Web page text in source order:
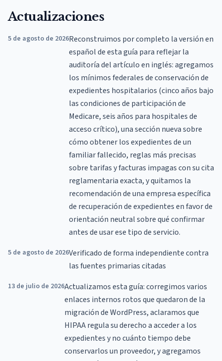
Actualizaciones
5 de agosto de 2026Reconstruimos por completo la versión en
español de esta guía para reflejar la
auditoría del artículo en inglés: agregamos
los mínimos federales de conservación de
expedientes hospitalarios (cinco años bajo
las condiciones de participación de
Medicare, seis años para hospitales de
acceso crítico), una sección nueva sobre
cómo obtener los expedientes de un
familiar fallecido, reglas más precisas
sobre tarifas y facturas impagas con su cita
reglamentaria exacta, y quitamos la
recomendación de una empresa específica
de recuperación de expedientes en favor de
orientación neutral sobre qué confirmar
antes de usar ese tipo de servicio.
5 de agosto de 2026Verificado de forma independiente contra
las fuentes primarias citadas
13 de julio de 2026Actualizamos esta guía: corregimos varios
enlaces internos rotos que quedaron de la
migración de WordPress, aclaramos que
HIPAA regula su derecho a acceder a los
expedientes y no cuánto tiempo debe
conservarlos un proveedor, y agregamos